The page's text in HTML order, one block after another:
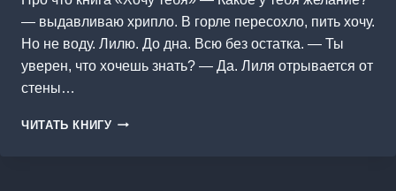
— выдавливаю хрипло. В горле пересохло, пить хочу.
Но не воду. Лилю. До дна. Всю без остатка. — Ты
уверен, что хочешь знать? — Да. Лиля отрывается от
стены…
ЧИТАТЬ КНИГУ ХОЧУ